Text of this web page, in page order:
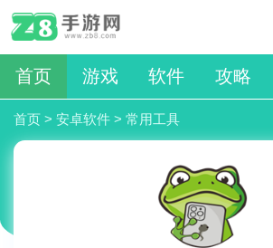
首页 游戏 软件 攻略
首页 > 安卓软件 > 常用工具